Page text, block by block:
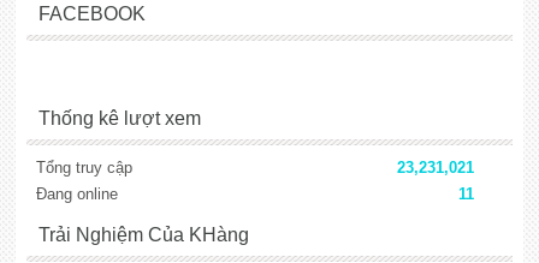
FACEBOOK
Thống kê lượt xem
Tổng truy cập
23,231,021
Đang online
11
Trải Nghiệm Của KHàng